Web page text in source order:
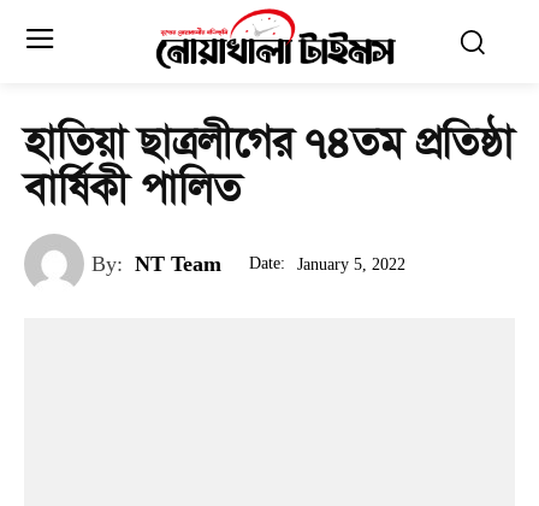
হাতিয়া ছাত্রলীগের ৭৪তম প্রতিষ্ঠা
বার্ষিকী পালিত
By: NT Team Date: January 5, 2022